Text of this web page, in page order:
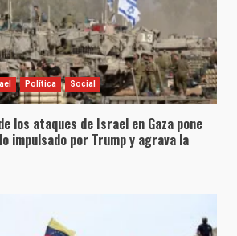
Política Social
los ataques de Israel en Gaza pone
impulsado por Trump y agrava la